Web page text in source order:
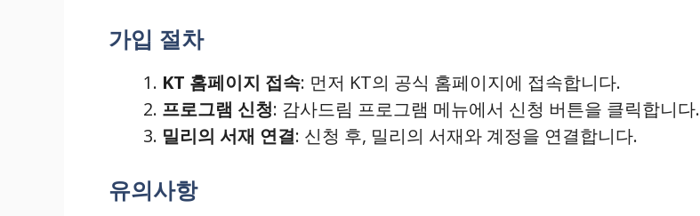
가입 절차
KT 홈페이지 접속: 먼저 KT의 공식 홈페이지에 접속합니다.
프로그램 신청: 감사드림 프로그램 메뉴에서 신청 버튼을 클릭합니다.
밀리의 서재 연결: 신청 후, 밀리의 서재와 계정을 연결합니다.
유의사항